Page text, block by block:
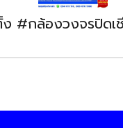
#กล้องวงจรปิดเ